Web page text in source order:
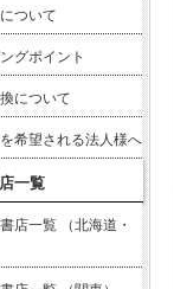
ついて
グポイント
について
希望される法人様へ
一覧
店一覧 （北海道・